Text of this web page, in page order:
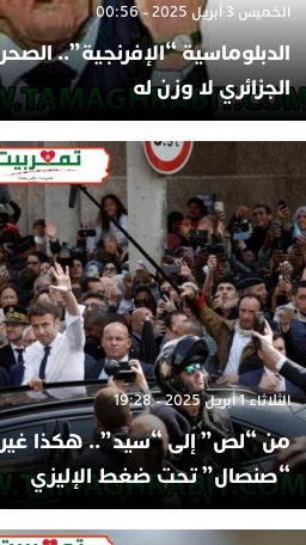
الخميس 3 أبريل 2025 - 00:56
الدبلوماسية “الإفرنجية”..
الجزائري لا وزن له
الثلاثاء 1 أبريل 2025 - 19:28
من “لص” إلى “سيد”.. هكذا
“صنصال” تحت ضغط الإليزي